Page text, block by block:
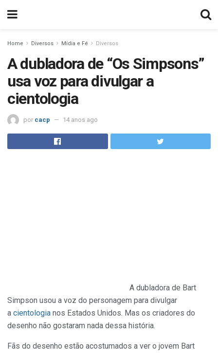
Home Diversos Mídia e Fé Diversos
A dubladora de “Os Simpsons”
usa voz para divulgar a
cientologia
por cacp 14 anos ago
A dubladora de Bart
Simpson usou a voz do personagem para divulgar
a cientologia nos Estados Unidos. Mas os criadores do
desenho não gostaram nada dessa história.
Fãs do desenho estão acostumados a ver o jovem Bart